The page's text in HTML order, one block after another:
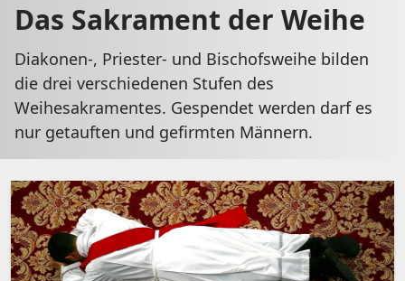
Das Sakrament der Weihe
Diakonen-, Priester- und Bischofsweihe bilden
die drei verschiedenen Stufen des
Weihesakramentes. Gespendet werden darf es
nur getauften und gefirmten Männern.